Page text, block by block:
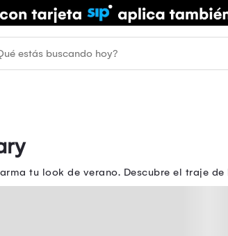
tu look de verano. Descubre el traje